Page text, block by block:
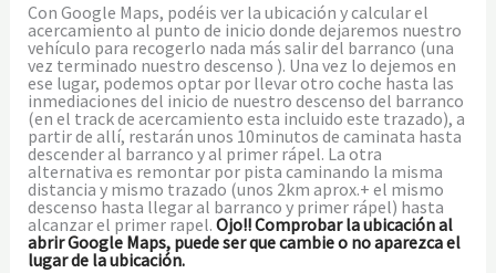
Con Google Maps, podéis ver la ubicación y calcular el
acercamiento al punto de inicio donde dejaremos nuestro
vehículo para recogerlo nada más salir del barranco (una
vez terminado nuestro descenso ). Una vez lo dejemos en
ese lugar, podemos optar por llevar otro coche hasta las
inmediaciones del inicio de nuestro descenso del barranco
(en el track de acercamiento esta incluido este trazado), a
partir de allí, restarán unos 10minutos de caminata hasta
descender al barranco y al primer rápel. La otra
alternativa es remontar por pista caminando la misma
distancia y mismo trazado (unos 2km aprox.+ el mismo
descenso hasta llegar al barranco y primer rápel) hasta
alcanzar el primer rapel. Ojo!! Comprobar la ubicación al
abrir Google Maps, puede ser que cambie o no aparezca el
lugar de la ubicación.